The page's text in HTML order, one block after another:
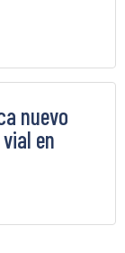
nuevo
en